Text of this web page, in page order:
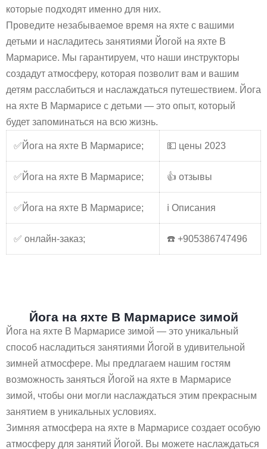
которые подходят именно для них.
Проведите незабываемое время на яхте с вашими
детьми и насладитесь занятиями Йогой на яхте В
Мармарисе. Мы гарантируем, что наши инструкторы
создадут атмосферу, которая позволит вам и вашим
детям расслабиться и наслаждаться путешествием. Йога
на яхте В Мармарисе с детьми — это опыт, который
будет запоминаться на всю жизнь.
✅Йога на яхте В Мармарисе; 💵 цены 2023
✅Йога на яхте В Мармарисе; 👍 отзывы
✅Йога на яхте В Мармарисе; ℹ️ Описания
✅ онлайн-заказ; ☎️ +905386747496
Йога на яхте В Мармарисе зимой
Йога на яхте В Мармарисе зимой — это уникальный
способ насладиться занятиями Йогой в удивительной
зимней атмосфере. Мы предлагаем нашим гостям
возможность заняться Йогой на яхте в Мармарисе
зимой, чтобы они могли наслаждаться этим прекрасным
занятием в уникальных условиях.
Зимняя атмосфера на яхте в Мармарисе создает особую
атмосферу для занятий Йогой. Вы можете наслаждаться